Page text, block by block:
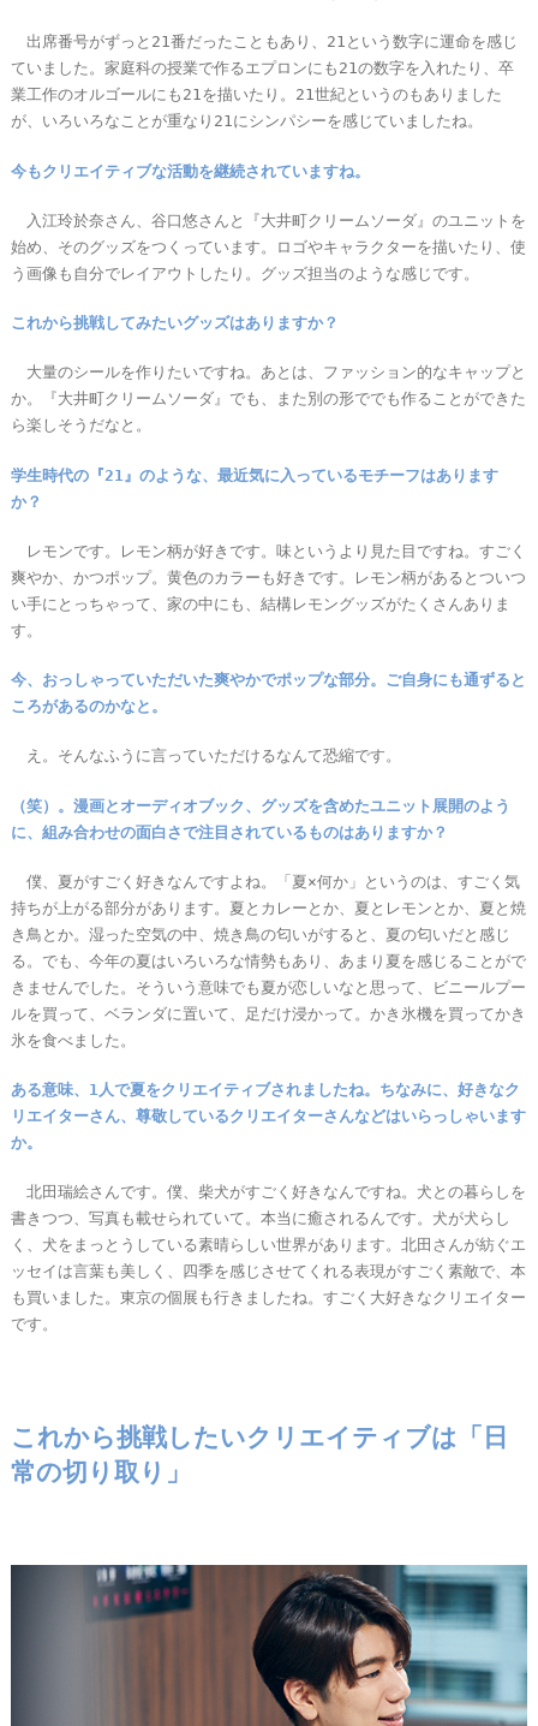
出席番号がずっと21番だったこともあり、21という数字に運命を感じ
ていました。家庭科の授業で作るエプロンにも21の数字を入れたり、卒
業工作のオルゴールにも21を描いたり。21世紀というのもありました
が、いろいろなことが重なり21にシンパシーを感じていましたね。
今もクリエイティブな活動を継続されていますね。
入江玲於奈さん、谷口悠さんと『大井町クリームソーダ』のユニットを
始め、そのグッズをつくっています。ロゴやキャラクターを描いたり、使
う画像も自分でレイアウトしたり。グッズ担当のような感じです。
これから挑戦してみたいグッズはありますか？
大量のシールを作りたいですね。あとは、ファッション的なキャップと
か。『大井町クリームソーダ』でも、また別の形ででも作ることができた
ら楽しそうだなと。
学生時代の『21』のような、最近気に入っているモチーフはあります
か？
レモンです。レモン柄が好きです。味というより見た目ですね。すごく
爽やか、かつポップ。黄色のカラーも好きです。レモン柄があるとついつ
い手にとっちゃって、家の中にも、結構レモングッズがたくさんありま
す。
今、おっしゃっていただいた爽やかでポップな部分。ご自身にも通ずると
ころがあるのかなと。
え。そんなふうに言っていただけるなんて恐縮です。
（笑）。漫画とオーディオブック、グッズを含めたユニット展開のよう
に、組み合わせの面白さで注目されているものはありますか？
僕、夏がすごく好きなんですよね。「夏×何か」というのは、すごく気
持ちが上がる部分があります。夏とカレーとか、夏とレモンとか、夏と焼
き鳥とか。湿った空気の中、焼き鳥の匂いがすると、夏の匂いだと感じ
る。でも、今年の夏はいろいろな情勢もあり、あまり夏を感じることがで
きませんでした。そういう意味でも夏が恋しいなと思って、ビニールプー
ルを買って、ベランダに置いて、足だけ浸かって。かき氷機を買ってかき
氷を食べました。
ある意味、1人で夏をクリエイティブされましたね。ちなみに、好きなク
リエイターさん、尊敬しているクリエイターさんなどはいらっしゃいます
か。
北田瑞絵さんです。僕、柴犬がすごく好きなんですね。犬との暮らしを
書きつつ、写真も載せられていて。本当に癒されるんです。犬が犬らし
く、犬をまっとうしている素晴らしい世界があります。北田さんが紡ぐエ
ッセイは言葉も美しく、四季を感じさせてくれる表現がすごく素敵で、本
も買いました。東京の個展も行きましたね。すごく大好きなクリエイター
です。
これから挑戦したいクリエイティブは「日
常の切り取り」